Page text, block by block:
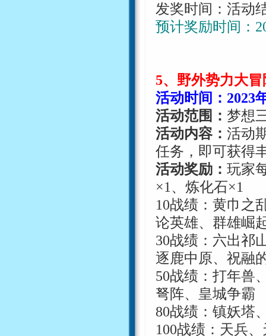
发奖时间：活动
预计奖励时间：
5、野外势力大冒
活动时间： 2023
活动范围： 梦想
活动内容： 活动
任务，即可获得
活动奖励： 玩家
×1 、炼化石×1
10战绩：黄巾之
论英雄、群雄崛
30战绩：六出祁
逐鹿中原、祝融
50战绩：打年兽
弩阵、皇城争霸
80战绩：镇妖塔
100战绩：天兵